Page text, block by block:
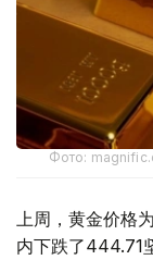
Фото:
上周，黄金价格
内下跌了444.71